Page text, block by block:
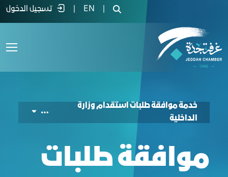
الموافقة على طلبات استقدام وزارة
EN تسجيل الدخول
خدمة موافقة طلبات استقدام وزارة
الداخلية
موافقة طلبات